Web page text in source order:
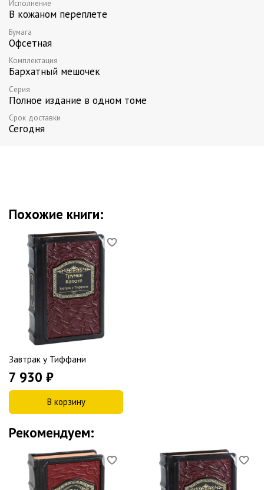
Исполнение
В кожаном переплете
Бумага
Офсетная
Комплектация
Бархатный мешочек
Серия
Полное издание в одном томе
Срок доставки
Сегодня
Похожие книги:
Завтрак у Тиффани
7 930 ₽
В корзину
Рекомендуем: